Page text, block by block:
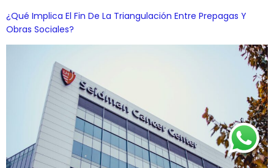
¿Qué Implica El Fin De La Triangulación Entre Prepagas Y
Obras Sociales?